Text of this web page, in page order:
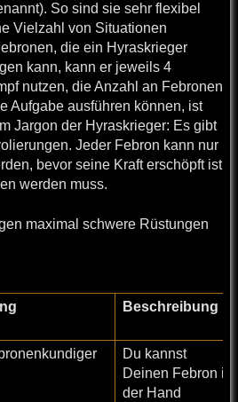
So sind sie sehr flexibel
Vielzahl von Situationen
die ein Hyraskrieger
kann, kann er jeweils 4
nutzen, die Anzahl an Febronen
Aufgabe ausführen können, ist
Jargon der Hyraskrieger: Es gibt
Jeder Febron kann nur
bevor seine Kraft erschöpft ist
werden muss.
maximal schwere Rüstungen
Beschreibung
Du kannst
Deinen Febron in
der Hand